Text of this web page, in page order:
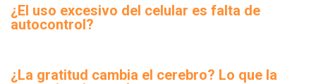
¿El uso excesivo del celular es falta de
autocontrol?
¿La gratitud cambia el cerebro? Lo que la